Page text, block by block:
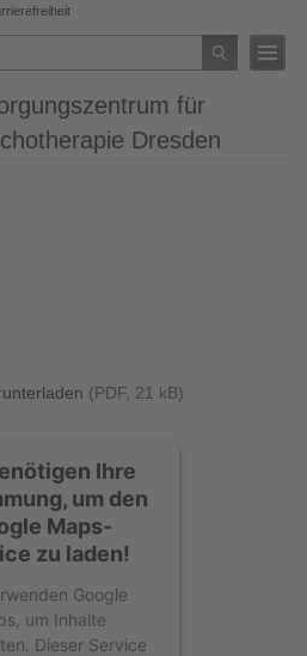
für
Dresden
(PDF, 21 kB)
Ihre
um den
Maps-
zu laden!
Google
um Inhalte
Dieser Service